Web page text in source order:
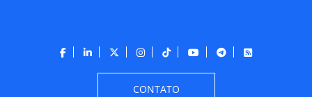
CONTATO